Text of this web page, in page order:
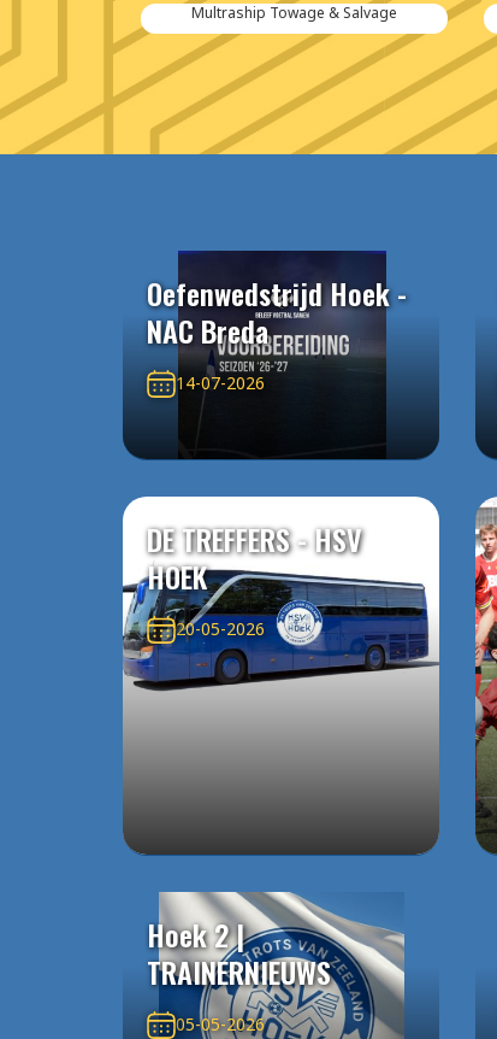
Aannemersbedrijf van der Poel
Oefenwedstrijd Hoek -
NAC Breda
14-07-2026
DE TREFFERS - HSV
HOEK
20-05-2026
Hoek 2 |
TRAINERNIEUWS
05-05-2026